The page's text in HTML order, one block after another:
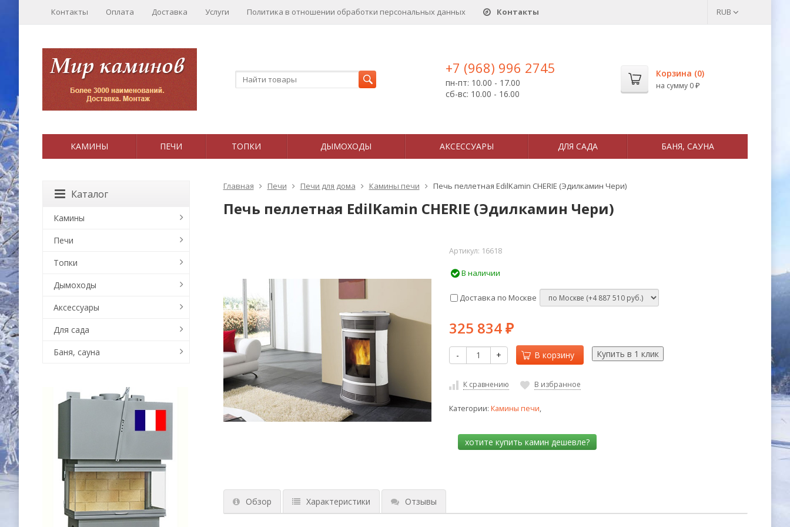
Контакты Оплата Доставка Услуги Политика в отношении обработки персональных данныx Контакты RUB
+7 (968) 996 2745
пн-пт: 10.00 - 17.00
сб-вс: 10.00 - 16.00
Корзина (0)
на сумму 0 ₽
КАМИНЫ ПЕЧИ ТОПКИ ДЫМОХОДЫ АКСЕССУАРЫ ДЛЯ САДА БАНЯ, САУНА
Главная Печи Печи для дома Камины печи Печь пеллетная EdilKamin CHERIE (Эдилкамин Чери)
Печь пеллетная EdilKamin CHERIE (Эдилкамин Чери)
Артикул: 16618
В наличии
Доставка по Москве
325 834 ₽
- + В корзину
К сравнению В избранное
Категории: Камины печи,
Обзор Характеристики Отзывы
Каталог
Камины
Печи
Топки
Дымоходы
Аксессуары
Для сада
Баня, сауна